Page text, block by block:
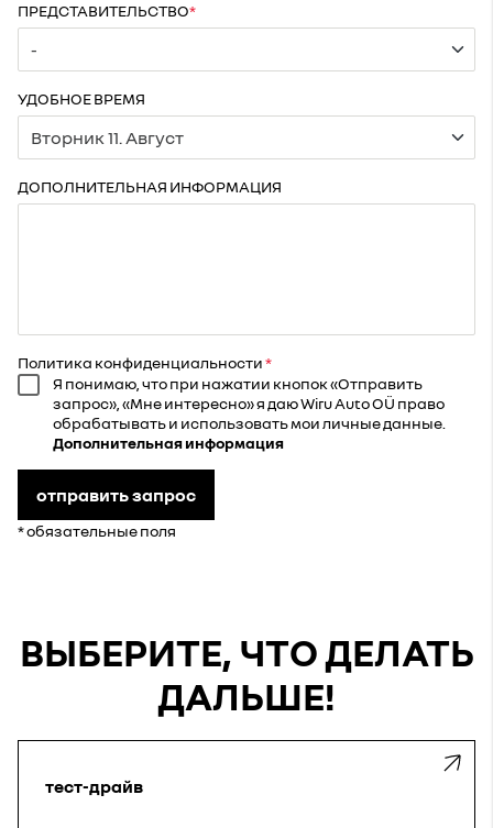
ПРЕДСТАВИТЕЛЬСТВО
УДОБНОЕ ВРЕМЯ
ДОПОЛНИТЕЛЬНАЯ ИНФОРМАЦИЯ
Политика конфиденциальности
Я понимаю, что при нажатии кнопок «Отправить
запрос», «Мне интересно» я даю Wiru Auto OÜ право
обрабатывать и использовать мои личные данные.
Дополнительная информация
отправить запрос
* обязательные поля
ВЫБЕРИТЕ, ЧТО ДЕЛАТЬ
ДАЛЬШЕ!
тест-драйв